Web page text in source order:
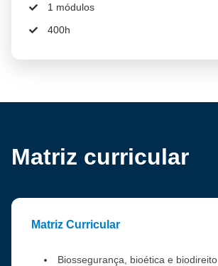
1 módulos
400h
Matriz curricular
Matriz Curricular
Biossegurança, bioética e biodireito